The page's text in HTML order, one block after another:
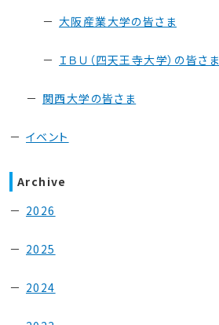
大阪産業大学の皆さま
ＩＢＵ（四天王寺大学）の皆さま
関西大学の皆さま
イベント
Archive
2026
2025
2024